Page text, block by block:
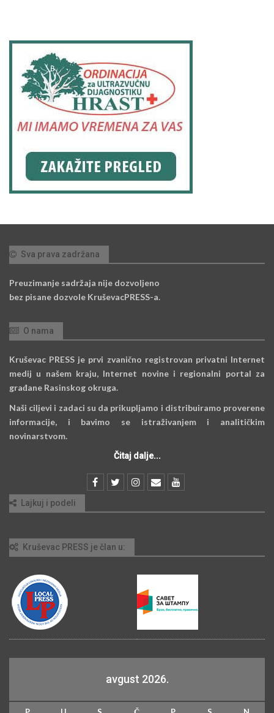
Sva prava zadržana
Preuzimanje sadržaja nije dozvoljeno
bez pisane dozvole KruševacPRESS-a.
O nama
Kruševac PRESS je prvi zvanično registrovan privatni Internet
medij u našem kraju, Internet novine i regionalni portal za
građane Rasinskog okruga.
Naši ciljevi i zadaci su da prikupljamo i distribuiramo proverene
informacije, i bavimo se istraživanjem i analitičkim
novinarstvom.
Čitaj dalje...
Lajkuj i podeli
Kruševac PRESS je član u:
avgust 2026.